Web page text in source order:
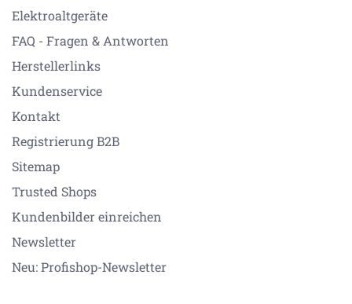
Elektroaltgeräte
FAQ - Fragen & Antworten
Herstellerlinks
Kundenservice
Kontakt
Registrierung B2B
Sitemap
Trusted Shops
Kundenbilder einreichen
Newsletter
Neu: Profishop-Newsletter